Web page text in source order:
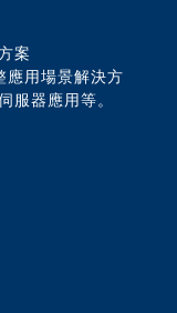
案
用場景解決方
服器應用等。